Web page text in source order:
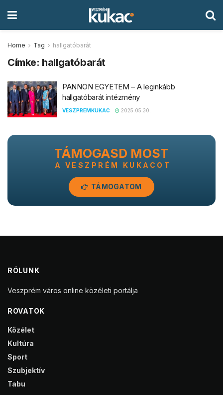
Home Tag hallgatóbarát
Címke: hallgatóbarát
PANNON EGYETEM – A leginkább
hallgatóbarát intézmény
VESZPREMKUKAC 2025.05.30.
TÁMOGASD MOST
A VESZPRÉM KUKACOT
TÁMOGATOM
RÓLUNK
Veszprém város online közéleti portálja
ROVATOK
Közélet
Kultúra
Sport
Szubjektív
Tabu